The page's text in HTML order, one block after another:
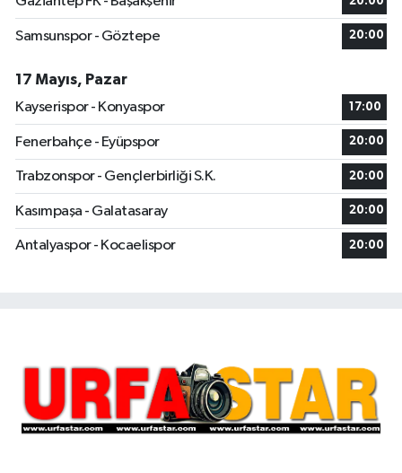
Samsunspor - Göztepe 20:00
17 Mayıs, Pazar
Kayserispor - Konyaspor
17:00
Fenerbahçe - Eyüpspor 20:00
Trabzonspor - Gençlerbirliği S.K. 20:00
Kasımpaşa - Galatasaray 20:00
Antalyaspor - Kocaelispor 20:00